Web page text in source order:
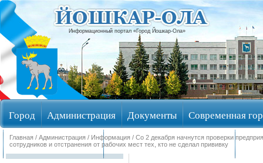
Информационный портал «Город Йошкар-Ола»
Город Администрация Документы Современная
Обращения граждан Общественные обсуждения
Главная / Администрация / Информация / Со 2 декабря начнутся проверки
сотрудников и отстранения от рабочих мест тех, кто не сделал прививку